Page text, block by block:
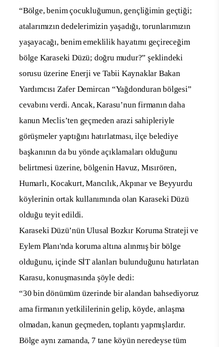
“Bölge, benim çocukluğumun, gençliğimin geçtiği;
atalarımızın dedelerimizin yaşadığı, torunlarımızın
yaşayacağı, benim emeklilik hayatımı geçireceğim
bölge Karaseki Düzü; doğru mudur?” şeklindeki
sorusu üzerine Enerji ve Tabii Kaynaklar Bakan
Yardımcısı Zafer Demircan “Yağdonduran bölgesi”
cevabını verdi. Ancak, Karasu’nun firmanın daha
kanun Meclis’ten geçmeden arazi sahipleriyle
görüşmeler yaptığını hatırlatması, ilçe belediye
başkanının da bu yönde açıklamaları olduğunu
belirtmesi üzerine, bölgenin Havuz, Mısırören,
Humarlı, Kocakurt, Mancılık, Akpınar ve Beyyurdu
köylerinin ortak kullanımında olan Karaseki Düzü
olduğu teyit edildi.
Karaseki Düzü’nün Ulusal Bozkır Koruma Strateji ve
Eylem Planı'nda koruma altına alınmış bir bölge
olduğunu, içinde SİT alanları bulunduğunu hatırlatan
Karasu, konuşmasında şöyle dedi:
“30 bin dönümüm üzerinde bir alandan bahsediyoruz
ama firmanın yetkililerinin gelip, köyde, anlaşma
olmadan, kanun geçmeden, toplantı yapmışlardır.
Bölge aynı zamanda, 7 tane köyün neredeyse tüm